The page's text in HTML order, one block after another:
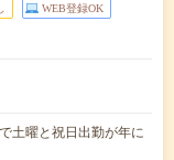
WEB登録OK
土曜と祝日出勤が年に